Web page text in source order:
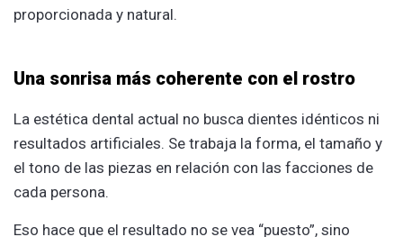
proporcionada y natural.
Una sonrisa más coherente con el rostro
La estética dental actual no busca dientes idénticos ni
resultados artificiales. Se trabaja la forma, el tamaño y
el tono de las piezas en relación con las facciones de
cada persona.
Eso hace que el resultado no se vea “puesto”, sino